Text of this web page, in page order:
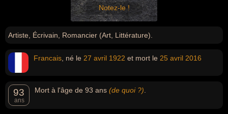
Notez-le !
Artiste, Écrivain, Romancier (Art, Littérature).
Francais , né le 27 avril 1922 et mort le 25 avril 2016
93
ans
Mort à l'âge de 93 ans (de quoi ?)